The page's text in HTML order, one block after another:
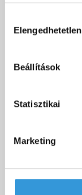
kiválasztása
Elengedhetetlen
Beállítások
Statisztikai
Marketing
M-Acryl kád
Sabina Pro
TOVÁBBI